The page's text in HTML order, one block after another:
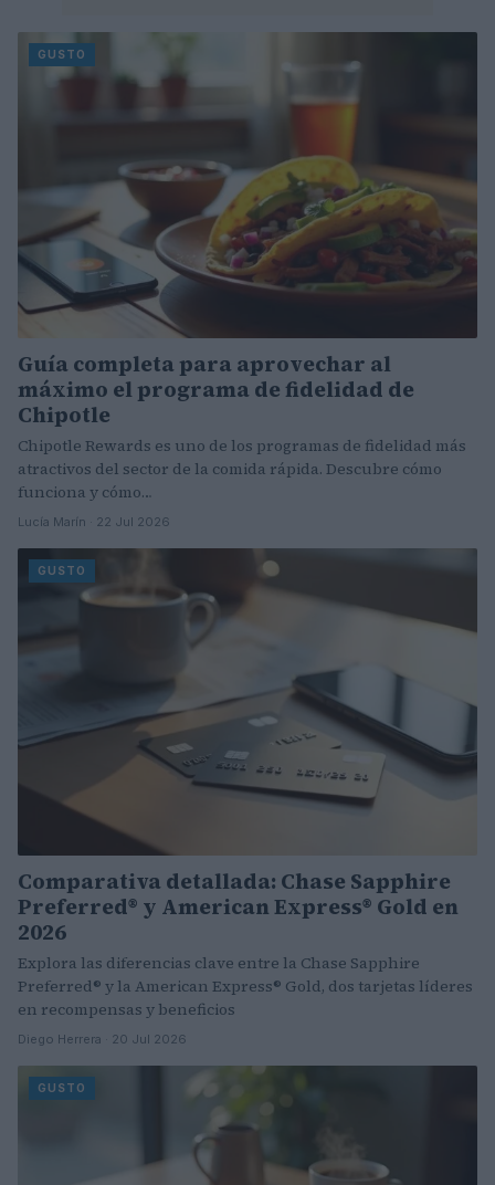
GUSTO
Guía completa para aprovechar al
máximo el programa de fidelidad de
Chipotle
Chipotle Rewards es uno de los programas de fidelidad más
atractivos del sector de la comida rápida. Descubre cómo
funciona y cómo…
Lucía Marín · 22 Jul 2026
GUSTO
Comparativa detallada: Chase Sapphire
Preferred® y American Express® Gold en
2026
Explora las diferencias clave entre la Chase Sapphire
Preferred® y la American Express® Gold, dos tarjetas líderes
en recompensas y beneficios
Diego Herrera · 20 Jul 2026
GUSTO